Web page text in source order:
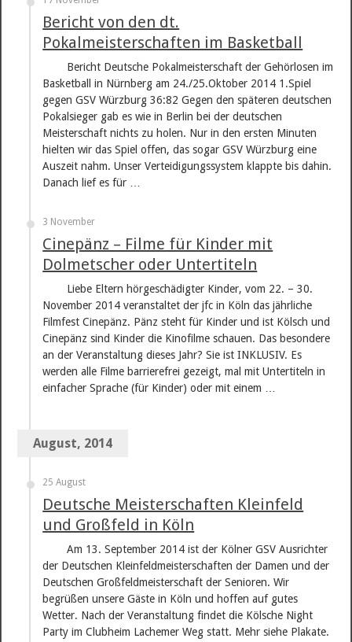
Bericht von den dt.
Pokalmeisterschaften im Basketball
Bericht Deutsche Pokalmeisterschaft der Gehörlosen im
Basketball in Nürnberg am 24./25.Oktober 2014 1.Spiel
gegen GSV Würzburg 36:82 Gegen den späteren deutschen
Pokalsieger gab es wie in Berlin bei der deutschen
Meisterschaft nichts zu holen. Nur in den ersten Minuten
hielten wir das Spiel offen, das sogar GSV Würzburg eine
Auszeit nahm. Unser Verteidigungssystem klappte bis dahin.
Danach lief es für …
3 November
Cinepänz – Filme für Kinder mit
Dolmetscher oder Untertiteln
Liebe Eltern hörgeschädigter Kinder, vom 22. – 30.
November 2014 veranstaltet der jfc in Köln das jährliche
Filmfest Cinepänz. Pänz steht für Kinder und ist Kölsch und
Cinepänz sind Kinder die Kinofilme schauen. Das besondere
an der Veranstaltung dieses Jahr? Sie ist INKLUSIV. Es
werden alle Filme barrierefrei gezeigt, mal mit Untertiteln in
einfacher Sprache (für Kinder) oder mit einem …
August, 2014
25 August
Deutsche Meisterschaften Kleinfeld
und Großfeld in Köln
Am 13. September 2014 ist der Kölner GSV Ausrichter
der Deutschen Kleinfeldmeisterschaften der Damen und der
Deutschen Großfeldmeisterschaft der Senioren. Wir
begrüßen unsere Gäste in Köln und hoffen auf gutes
Wetter. Nach der Veranstaltung findet die Kölsche Night
Party im Clubheim Lachemer Weg statt. Mehr siehe Plakate.